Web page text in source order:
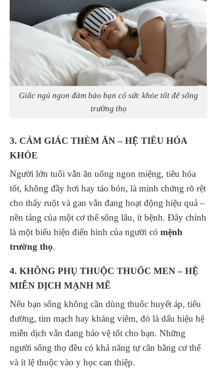
Giấc ngủ ngon đảm bảo bạn có sức khỏe tốt để sống
trường thọ
3. CẢM GIÁC THÈM ĂN – HỆ TIÊU HÓA
KHỎE
Người lớn tuổi vẫn ăn uống ngon miệng, tiêu hóa
tốt, không đầy hơi hay táo bón, là minh chứng rõ rệt
cho thấy ruột và gan vẫn đang hoạt động hiệu quả –
nền tảng của một cơ thể sống lâu, ít bệnh. Đây chính
là một biểu hiện điển hình của người có mệnh
trường thọ.
4. KHÔNG PHỤ THUỘC THUỐC MEN – HỆ
MIỄN DỊCH MẠNH MẼ
Nếu bạn sống không cần dùng thuốc huyết áp, tiểu
đường, tim mạch hay kháng viêm, đó là dấu hiệu hệ
miễn dịch vẫn đang bảo vệ tốt cho bạn. Những
người sống thọ đều có khả năng tự cân bằng cơ thể
và ít lệ thuộc vào y học can thiệp.